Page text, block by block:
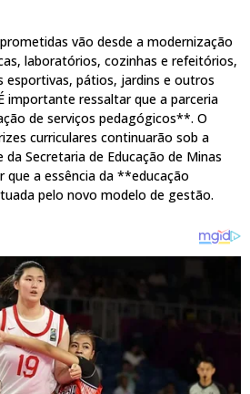
vão desde a modernização
laboratórios, cozinhas e refeitórios,
esportivas, pátios, jardins e outros
importante ressaltar que a parceria
de serviços pedagógicos**. O
curriculares continuarão sob a
da Secretaria de Educação de Minas
que a essência da **educação
pelo novo modelo de gestão.